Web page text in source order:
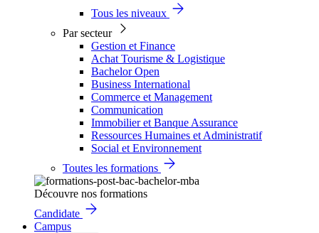
Tous les niveaux
Par secteur
Gestion et Finance
Achat Tourisme & Logistique
Bachelor Open
Business International
Commerce et Management
Communication
Immobilier et Banque Assurance
Ressources Humaines et Administratif
Social et Environnement
Toutes les formations
Découvre nos formations
Candidate
Campus